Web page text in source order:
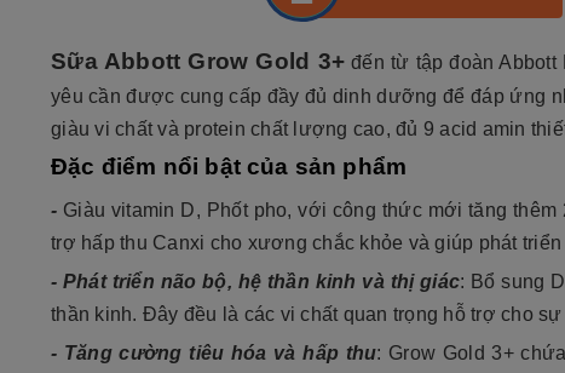
Sữa Abbott Grow Gold 3+ đến từ tập đoàn
yêu cần được cung cấp đầy đủ dinh dưỡng để đáp ứng
giàu vi chất và protein chất lượng cao, đủ 9 acid amin
Đặc điểm nổi bật của sản phẩm
- Giàu vitamin D, Phốt pho, với công thức mới tăng
trợ hấp thu Canxi cho xương chắc khỏe và giúp phát
- Phát triển não bộ, hệ thần kinh và thị giác: Bổ sung
thần kinh. Đây đều là các vi chất quan trọng hỗ trợ cho
- Tăng cường tiêu hóa và hấp thu: Grow Gold 3+